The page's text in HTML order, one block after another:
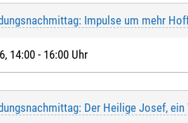
Impulse um mehr
14:00 - 16:00 Uhr
Der Heilige Josef, ein